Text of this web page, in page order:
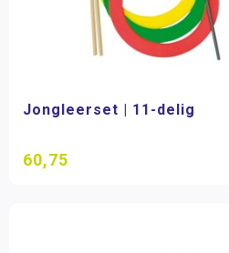
Jongleerset | 11-delig
60,75